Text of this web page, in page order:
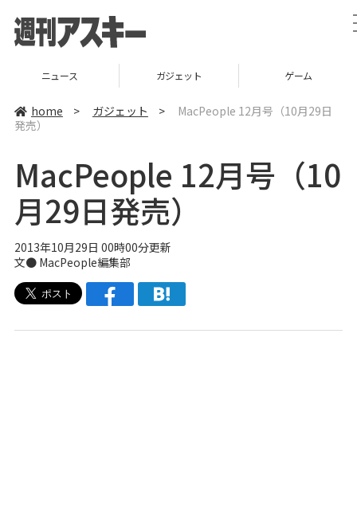
ガジェット
home > ガジェット >
MacPeople 12月号（10月29日
発売）
MacPeople 12月号（10
月29日発売）
2013年10月29日 00時00分更新
文● MacPeople編集部